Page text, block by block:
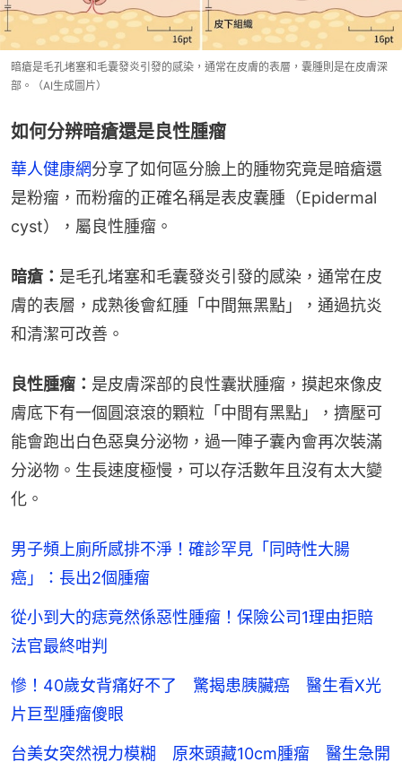
暗瘡是毛孔堵塞和毛囊發炎引發的感染，通常在皮膚的表層，囊腫則是在皮膚深
部。（AI生成圖片）
如何分辨暗瘡還是良性腫瘤
華人健康網分享了如何區分臉上的腫物究竟是暗瘡還
是粉瘤，而粉瘤的正確名稱是表皮囊腫（Epidermal
cyst），屬良性腫瘤。
暗瘡： 是毛孔堵塞和毛囊發炎引發的感染，通常在皮
膚的表層，成熟後會紅腫「中間無黑點」，通過抗炎
和清潔可改善。
良性腫瘤： 是皮膚深部的良性囊狀腫瘤，摸起來像皮
膚底下有一個圓滾滾的顆粒「中間有黑點」，擠壓可
能會跑出白色惡臭分泌物，過一陣子囊內會再次裝滿
分泌物。生長速度極慢，可以存活數年且沒有太大變
化。
男子頻上廁所感排不淨！確診罕見「同時性大腸
癌」：長出2個腫瘤
從小到大的痣竟然係惡性腫瘤！保險公司1理由拒賠
法官最終咁判
慘！40歲女背痛好不了 驚揭患胰臟癌 醫生看X光
片巨型腫瘤傻眼
台美女突然視力模糊 原來頭藏10cm腫瘤 醫生急開